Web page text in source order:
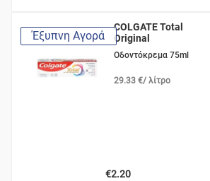
Έξυπνη Αγορά
COLGATE Total
Original
Οδοντόκρεμα 75ml
29.33 €/ λίτρο
€2.20